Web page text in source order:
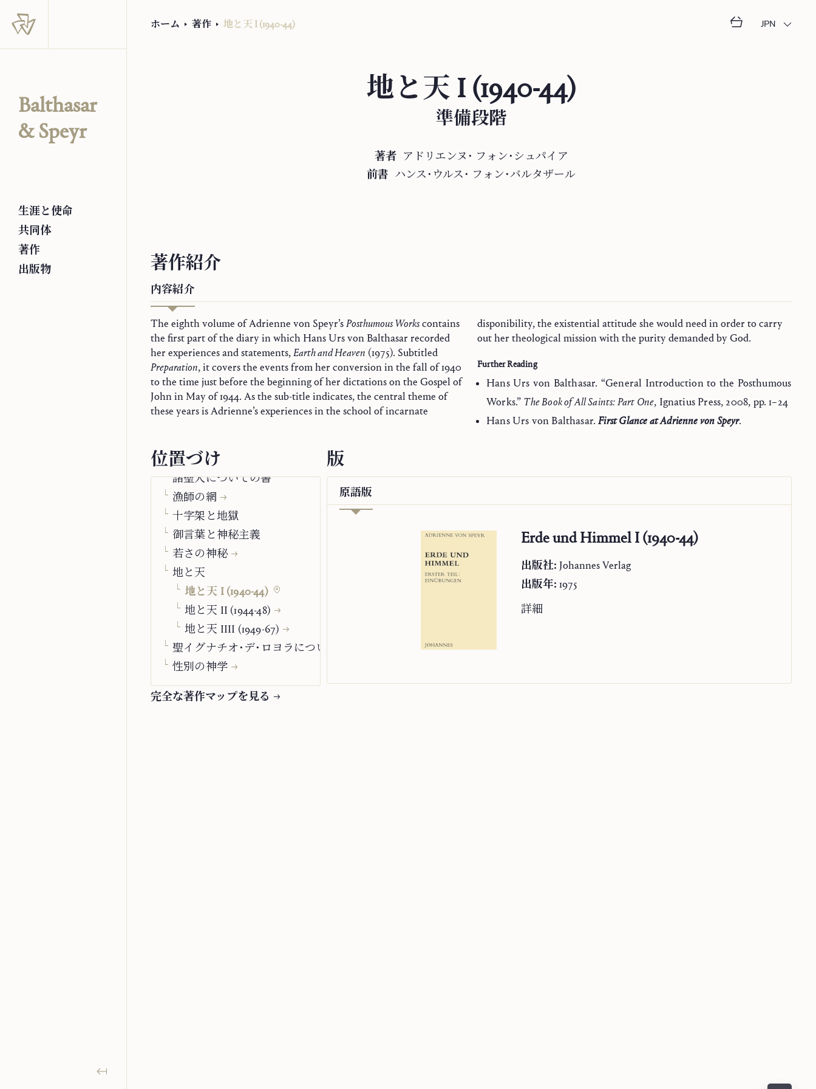
Balthasar
& Speyr
生涯と使命
共同体
著作
出版物
ホーム 著作 地と天 I (1940-44) JPN
地と天 I (1940-44)
準備段階
著者 アドリエンヌ・ フ⁠ォ⁠ン⁠・⁠シ⁠ュ⁠パ⁠イ⁠ア
前書 ハンス・ウルス・ フ⁠ォ⁠ン⁠・⁠バ⁠ル⁠タ⁠ザ⁠ー⁠ル
著作紹介
内容紹介
The eighth volume of Adrienne von Speyr’sPosthumous Workscontains
the first part of the diary in which Hans Urs von Balthasar recorded
her experiences and statements,Earth and Heaven (1975). Subtitled
Preparation, it covers the events from her conversion in the fall of 1940
to the time just before the beginning of her dictations on the Gospel of
John in May of 1944. As the sub-title indicates, the central theme of
these years is Adrienne’s experiences in the school of incarnate
disponibility, the existential attitude she would need in order to carry
out her theological mission with the purity demanded by God.
Further Reading
Hans Urs von Balthasar. “General Introduction to the Posthumous
Works.” The Book of All Saints: Part One, Ignatius Press, 2008, pp. 1–24
Hans Urs von Balthasar.First Glance at Adrienne von Speyr.
位置づけ
聖書の注釈
聖母マリア
祈りと秘跡
キリスト者の身分
遺稿
諸聖人についての書
漁師の網
十字架と地獄
御言葉と神秘主義
若さの神秘
地と天
地と天 I (1940-44)
地と天 II (1944-48)
地と天 IIII (1949-67)
聖イグナチオ・デ・ロヨラについて
性別の神学
完全な著作マップを見る
版
原語版
Erde und Himmel I (1940-44)
出版社: Johannes Verlag
出版年: 1975
詳細